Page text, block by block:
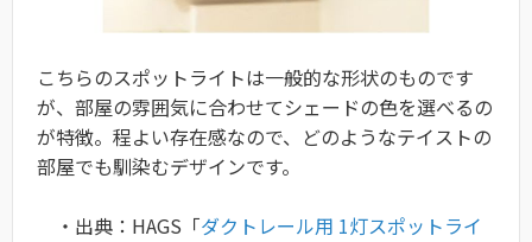
こちらのスポットライトは一般的な形状のものです
が、部屋の雰囲気に合わせてシェードの色を選べるの
が特徴。程よい存在感なので、どのようなテイストの
部屋でも馴染むデザインです。
・出典：HAGS「ダクトレール用 1灯スポットライ